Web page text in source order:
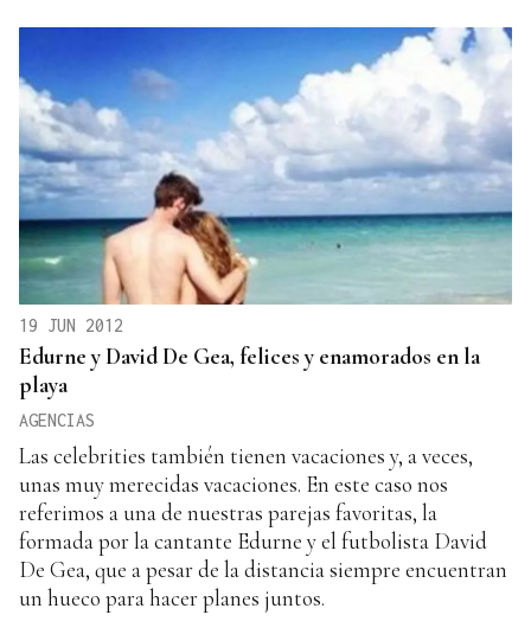
19 JUN 2012
Edurne y David De Gea, felices y enamorados en la
playa
AGENCIAS
Las celebrities también tienen vacaciones y, a veces,
unas muy merecidas vacaciones. En este caso nos
referimos a una de nuestras parejas favoritas, la
formada por la cantante Edurne y el futbolista David
De Gea, que a pesar de la distancia siempre encuentran
un hueco para hacer planes juntos.